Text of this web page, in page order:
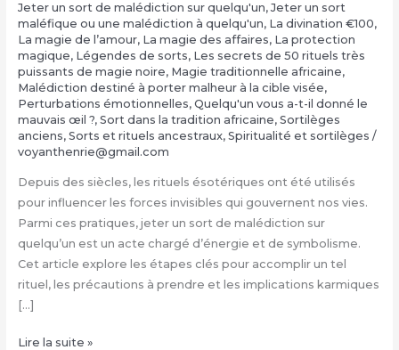
Jeter un sort de malédiction sur quelqu'un, Jeter un sort
maléfique ou une malédiction à quelqu'un, La divination €100,
‎La magie de l’amour, ‎La magie des affaires, ‎La protection
magique, Légendes de sorts, Les secrets de 50 rituels très
puissants de magie noire, Magie traditionnelle africaine,
Malédiction destiné à porter malheur à la cible visée,
Perturbations émotionnelles, Quelqu'un vous a-t-il donné le
mauvais œil ?, Sort dans la tradition africaine, Sortilèges
anciens, Sorts et rituels ancestraux, Spiritualité et sortilèges /
voyanthenrie@gmail.com
Depuis des siècles, les rituels ésotériques ont été utilisés
pour influencer les forces invisibles qui gouvernent nos vies.
Parmi ces pratiques, jeter un sort de malédiction sur
quelqu’un est un acte chargé d’énergie et de symbolisme.
Cet article explore les étapes clés pour accomplir un tel
rituel, les précautions à prendre et les implications karmiques
[…]
Jeter
Lire la suite »